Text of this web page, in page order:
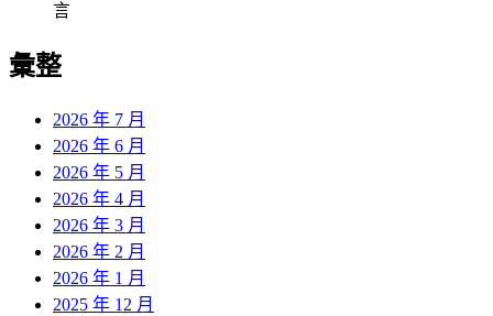
言
彙整
2026 年 7 月
2026 年 6 月
2026 年 5 月
2026 年 4 月
2026 年 3 月
2026 年 2 月
2026 年 1 月
2025 年 12 月